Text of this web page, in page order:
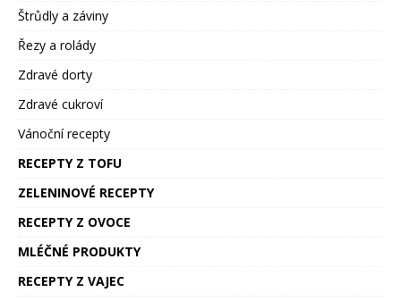
Štrůdly a záviny
Řezy a rolády
Zdravé dorty
Zdravé cukroví
Vánoční recepty
RECEPTY Z TOFU
ZELENINOVÉ RECEPTY
RECEPTY Z OVOCE
MLÉČNÉ PRODUKTY
RECEPTY Z VAJEC